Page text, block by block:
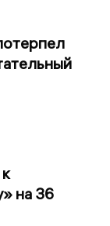
на 36